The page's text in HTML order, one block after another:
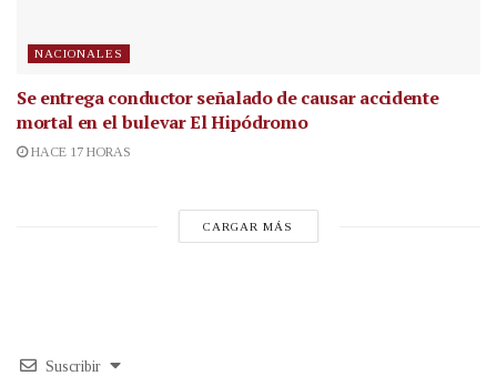
NACIONALES
Se entrega conductor señalado de causar accidente
mortal en el bulevar El Hipódromo
HACE 17 HORAS
CARGAR MÁS
Suscribir